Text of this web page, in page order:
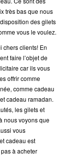
très bas que nous
des gilets
vous le voulez.
chers clients! En
faire l’objet de
car ils vous
offrir comme
comme cadeau
cadeau ramadan.
les gilets et
nous voyons que
vous
cadeau est
à acheter